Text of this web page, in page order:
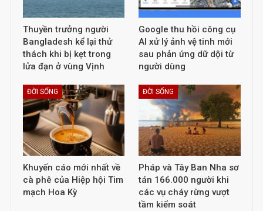
Thuyền trưởng người
Bangladesh kể lại thử
thách khi bị kẹt trong
lửa đạn ở vùng Vịnh
Google thu hồi công cụ
AI xử lý ảnh vệ tinh mới
sau phản ứng dữ dội từ
người dùng
ĐỜI SỐNG
Khuyến cáo mới nhất về
cà phê của Hiệp hội Tim
mạch Hoa Kỳ
ĐỜI SỐNG
Pháp và Tây Ban Nha sơ
tán 166.000 người khi
các vụ cháy rừng vượt
tầm kiểm soát